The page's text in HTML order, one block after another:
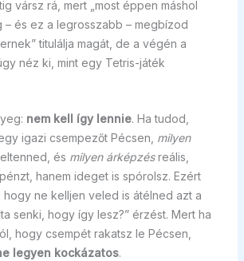
vársz rá, mert „most éppen máshol
– és ez a legrosszabb – megbízod
titulálja magát, de a végén a
néz ki, mint egy Tetris-játék
nem kell így lennie. Ha tudod,
igazi csempezőt Pécsen, milyen
és milyen árképzésreális,
hanem ideget is spórolsz. Ezért
hogy ne kelljen veled is átélned azt a
senki, hogy így lesz?” érzést. Mert ha
hogy csempét rakatsz le Pécsen,
legyen kockázatos.